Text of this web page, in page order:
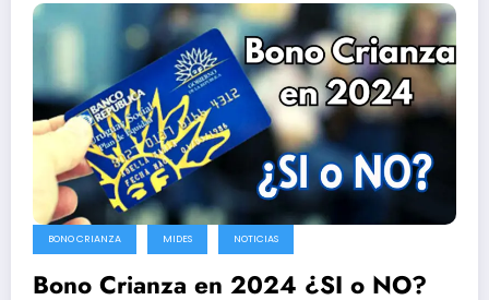
BONO CRIANZA MIDES NOTICIAS
Bono Crianza en 2024 ¿SI o NO?